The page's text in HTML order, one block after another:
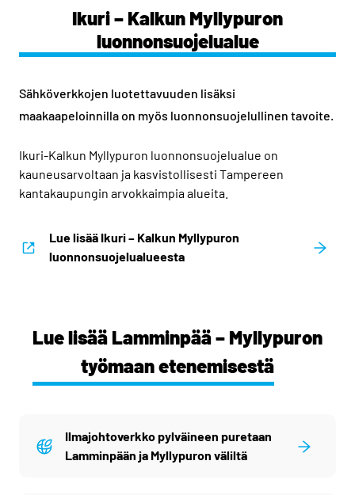
Ikuri – Kalkun Myllypuron
luonnonsuojelualue
Sähköverkkojen luotettavuuden lisäksi
maakaapeloinnilla on myös luonnonsuojelullinen tavoite.
Ikuri-Kalkun Myllypuron luonnonsuojelualue on
kauneusarvoltaan ja kasvistollisesti Tampereen
kantakaupungin arvokkaimpia alueita.
Lue lisää Ikuri – Kalkun Myllypuron
luonnonsuojelualueesta
Lue lisää Lamminpää – Myllypuron
työmaan etenemisestä
Ilmajohtoverkko pylväineen puretaan
Lamminpään ja Myllypuron väliltä